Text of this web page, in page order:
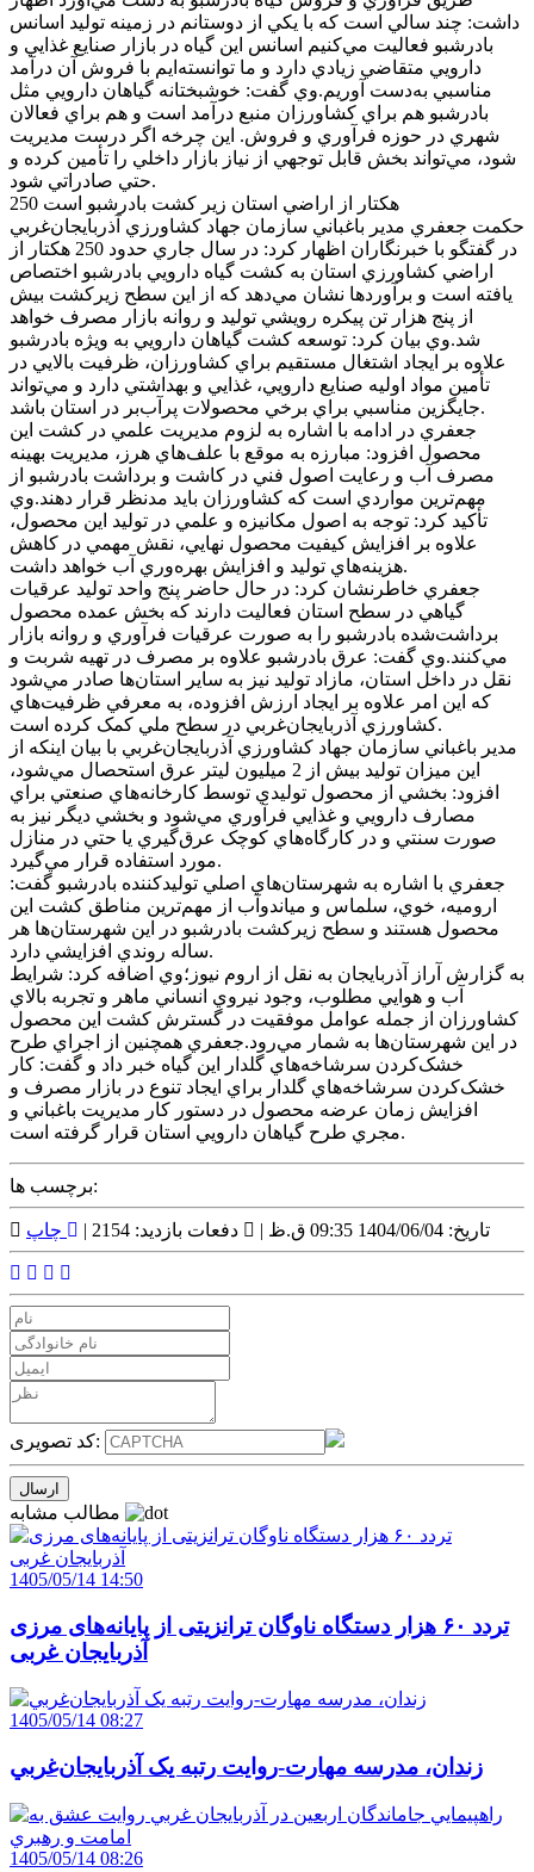
داشت: چند سالي است که با يکي از دوستانم در زمينه توليد اسانس
بادرشبو فعاليت مي‌کنيم اسانس اين گياه در بازار صنايع غذايي و
دارويي متقاضي زيادي دارد و ما توانسته‌ايم با فروش آن درآمد
مناسبي به‌دست آوريم.وي گفت: خوشبختانه گياهان دارويي مثل
بادرشبو هم براي کشاورزان منبع درآمد است و هم براي فعالان
شهري در حوزه فرآوري و فروش. اين چرخه اگر درست مديريت
شود، مي‌تواند بخش قابل توجهي از نياز بازار داخلي را تأمين کرده و
حتي صادراتي شود.
250 هکتار از اراضي استان زير کشت بادرشبو است
حکمت جعفري مدير باغباني سازمان جهاد کشاورزي آذربايجان‌غربي
در گفتگو با خبرنگاران اظهار کرد: در سال جاري حدود 250 هکتار از
اراضي کشاورزي استان به کشت گياه دارويي بادرشبو اختصاص
يافته است و برآوردها نشان مي‌دهد که از اين سطح زيرکشت بيش
از پنج هزار تن پيکره رويشي توليد و روانه بازار مصرف خواهد
شد.وي بيان کرد: توسعه کشت گياهان دارويي به ويژه بادرشبو
علاوه بر ايجاد اشتغال مستقيم براي کشاورزان، ظرفيت بالايي در
تأمين مواد اوليه صنايع دارويي، غذايي و بهداشتي دارد و مي‌تواند
جايگزين مناسبي براي برخي محصولات پرآب‌بر در استان باشد.
جعفري در ادامه با اشاره به لزوم مديريت علمي در کشت اين
محصول افزود: مبارزه به موقع با علف‌هاي هرز، مديريت بهينه
مصرف آب و رعايت اصول فني در کاشت و برداشت بادرشبو از
مهم‌ترين مواردي است که کشاورزان بايد مدنظر قرار دهند.وي
تأکيد کرد: توجه به اصول مکانيزه و علمي در توليد اين محصول،
علاوه بر افزايش کيفيت محصول نهايي، نقش مهمي در کاهش
هزينه‌هاي توليد و افزايش بهره‌وري آب خواهد داشت.
جعفري خاطرنشان کرد: در حال حاضر پنج واحد توليد عرقيات
گياهي در سطح استان فعاليت دارند که بخش عمده محصول
برداشت‌شده بادرشبو را به صورت عرقيات فرآوري و روانه بازار
مي‌کنند.وي گفت: عرق بادرشبو علاوه بر مصرف در تهيه شربت و
نقل در داخل استان، مازاد توليد نيز به ساير استان‌ها صادر مي‌شود
که اين امر علاوه بر ايجاد ارزش افزوده، به معرفي ظرفيت‌هاي
کشاورزي آذربايجان‌غربي در سطح ملي کمک کرده است.
مدير باغباني سازمان جهاد کشاورزي آذربايجان‌غربي با بيان اينکه از
اين ميزان توليد بيش از 2 ميليون ليتر عرق استحصال مي‌شود،
افزود: بخشي از محصول توليدي توسط کارخانه‌هاي صنعتي براي
مصارف دارويي و غذايي فرآوري مي‌شود و بخشي ديگر نيز به
صورت سنتي و در کارگاه‌هاي کوچک عرق‌گيري يا حتي در منازل
مورد استفاده قرار مي‌گيرد.
جعفري با اشاره به شهرستان‌هاي اصلي توليدکننده بادرشبو گفت:
اروميه، خوي، سلماس و مياندوآب از مهم‌ترين مناطق کشت اين
محصول هستند و سطح زيرکشت بادرشبو در اين شهرستان‌ها هر
ساله روندي افزايشي دارد.
به گزارش آراز آذربايجان به نقل از اروم نيوز؛وي اضافه کرد: شرايط
آب و هوايي مطلوب، وجود نيروي انساني ماهر و تجربه بالاي
کشاورزان از جمله عوامل موفقيت در گسترش کشت اين محصول
در اين شهرستان‌ها به شمار مي‌رود.جعفري همچنين از اجراي طرح
خشک‌کردن سرشاخه‌هاي گلدار اين گياه خبر داد و گفت: کار
خشک‌کردن سرشاخه‌هاي گلدار براي ايجاد تنوع در بازار مصرف و
افزايش زمان عرضه محصول در دستور کار مديريت باغباني و
مجري طرح گياهان دارويي استان قرار گرفته است.
برچسب ها:
تاریخ: 1404/06/04 09:35 ق.ظ | دفعات بازدید: 2154 | چاپ
کد تصویری:
1405/05/14 14:50
تردد ۶۰ هزار دستگاه ناوگان ترانزیتی از پایانه‌های مرزی
آذربایجان ‌غربی
1405/05/14 08:27
زندان، مدرسه مهارت-روايت رتبه يک آذربايجان‌غربي
1405/05/14 08:26